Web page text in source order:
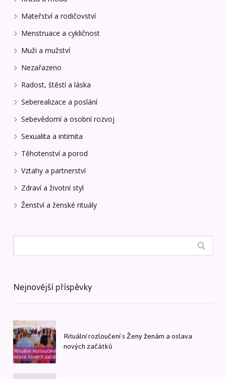
Mateřství a rodičovství
Menstruace a cykličnost
Muži a mužství
Nezařazeno
Radost, štěstí a láska
Seberealizace a poslání
Sebevědomí a osobní rozvoj
Sexualita a intimita
Těhotenství a porod
Vztahy a partnerství
Zdraví a životní styl
Ženství a ženské rituály
Nejnovější příspěvky
Rituální rozloučení s Ženy ženám a oslava
nových začátků